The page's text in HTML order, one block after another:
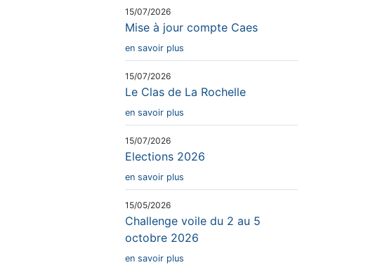
15/07/2026
Mise à jour compte Caes
en savoir plus
15/07/2026
Le Clas de La Rochelle
en savoir plus
15/07/2026
Elections 2026
en savoir plus
15/05/2026
Challenge voile du 2 au 5
octobre 2026
en savoir plus